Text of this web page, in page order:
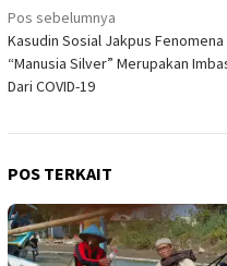
Navigasi
pos
Pos sebelumnya
Kasudin Sosial Jakpus Fenomena
“Manusia Silver” Merupakan
Dari COVID-19
POS TERKAIT